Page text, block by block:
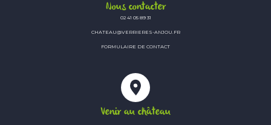
Nous contacter
02 41 05 89 31
CHATEAU@VERRIERES-ANJOU.FR
FORMULAIRE DE CONTACT
Venir au château